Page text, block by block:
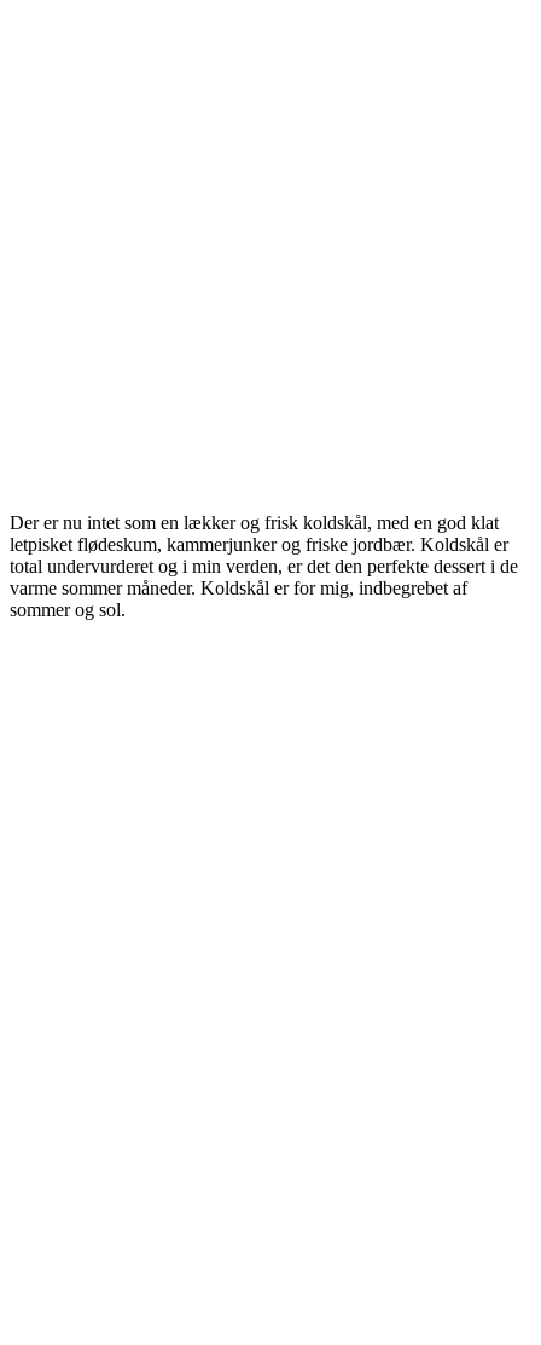
Der er nu intet som en lækker og frisk koldskål, med en god klat
letpisket flødeskum, kammerjunker og friske jordbær. Koldskål er
total undervurderet og i min verden, er det den perfekte dessert i de
varme sommer måneder. Koldskål er for mig, indbegrebet af
sommer og sol.